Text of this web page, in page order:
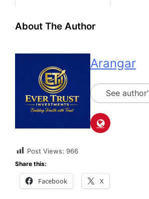
About The Author
Arangar
See
Post Views: 966
Share this:
Facebook X